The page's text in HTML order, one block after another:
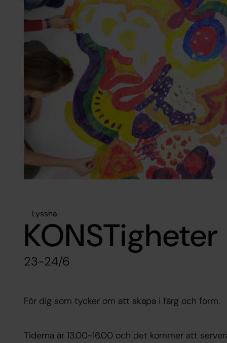
Lyssna
KONSTigheter
23-24/6
För dig som tycker om att skapa i färg och form.
Tiderna är 13.00-16.00 och det kommer att